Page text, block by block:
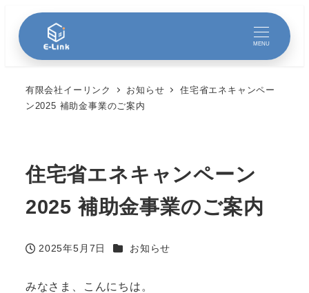
MENU
有限会社イーリンク お知らせ
住宅省エネキャンペー
ン2025 補助金事業のご案内
住宅省エネキャンペーン
2025 補助金事業のご案内
投稿日
2025年5月7日 カテゴリー
お知らせ
みなさま、こんにちは。